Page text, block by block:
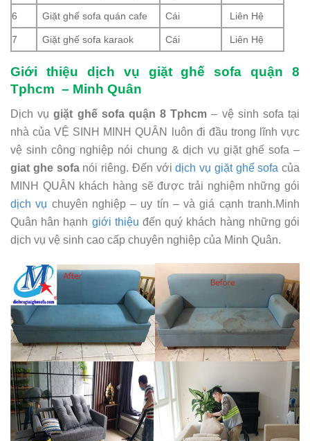
6 Giặt ghế sofa quán cafe Cái Liên Hệ
7 Giặt ghế sofa karaok Cái Liên Hệ
Giới thiệu dịch vụ giặt ghế sofa quận 8
Tphcm – Minh Quân
Dịch vụgiặt ghế sofa quận 8 Tphcm – vệ sinh sofa tại
nhà của VỆ SINH MINH QUÂN luôn đi đầu trong lĩnh vực
vệ sinh công nghiệp nói chung & dịch vụ giặt ghế sofa –
giat ghe sofanói riêng. Đến với dịch vụ giặt ghế sofa của
MINH QUÂN khách hàng sẽ được trải nghiệm những gói
dịch vụ chuyên nghiệp – uy tín – và giá cạnh tranh.Minh
Quân hân hạnh giới thiệu đến quý khách hàng những gói
dịch vụ vệ sinh cao cấp chuyên nghiệp của Minh Quân.